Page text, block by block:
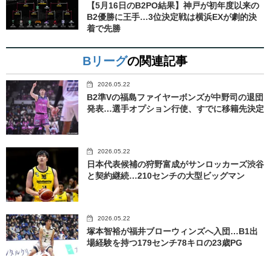
【5月16日のB2PO結果】神戸が初年度以来の
B2優勝に王手…3位決定戦は横浜EXが劇的決
着で先勝
Bリーグの関連記事
2026.05.22
B2準Vの福島ファイヤーボンズが中野司の退団
発表…選手オプション行使、すでに移籍先決定
2026.05.22
日本代表候補の狩野富成がサンロッカーズ渋谷
と契約継続…210センチの大型ビッグマン
2026.05.22
塚本智裕が福井ブローウィンズへ入団…B1出
場経験を持つ179センチ78キロの23歳PG